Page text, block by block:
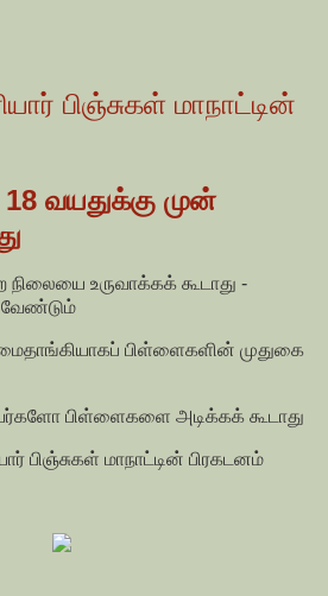
பிஞ்சுகள் மாநாட்டின்
வயதுக்கு முன்
நிலையை உருவாக்கக் கூடாது -
பிள்ளைகளின் முதுகை
பிள்ளைகளை அடிக்கக் கூடாது
பிஞ்சுகள் மாநாட்டின் பிரகடனம்